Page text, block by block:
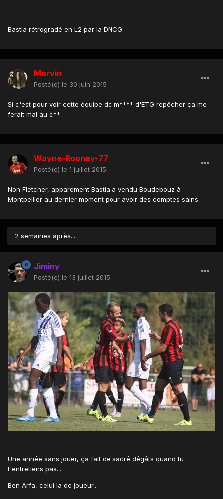
Bastia rétrogradé en L2 par la DNCG.
Marvin
Posté(e) le 30 juin 2015
Si c'est pour voir cette équipe de m**** d'ETG repêcher ça me
ferait mal au c**.
Wayne-Rooney-77
Posté(e) le 1 juillet 2015
Non Fletcher, apparement Bastia a vendu Boudebouz à
Montpellier au dernier moment pour avoir des comptes sains.
2 semaines après...
Jiminy
Posté(e) le 13 juillet 2015
Une année sans jouer, ça fait de sacré dégâts quand tu
t'entretiens pas...
Ben Arfa, celui la de joueur...